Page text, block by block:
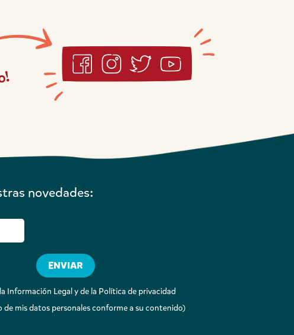
novedades:
Información Legal y de la Política de privacidad
mis datos personales conforme a su contenido)